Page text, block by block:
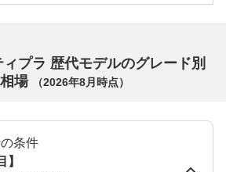
プラ 歴代モデルのグレード別
場
（2026年8月 時点）
条件
】